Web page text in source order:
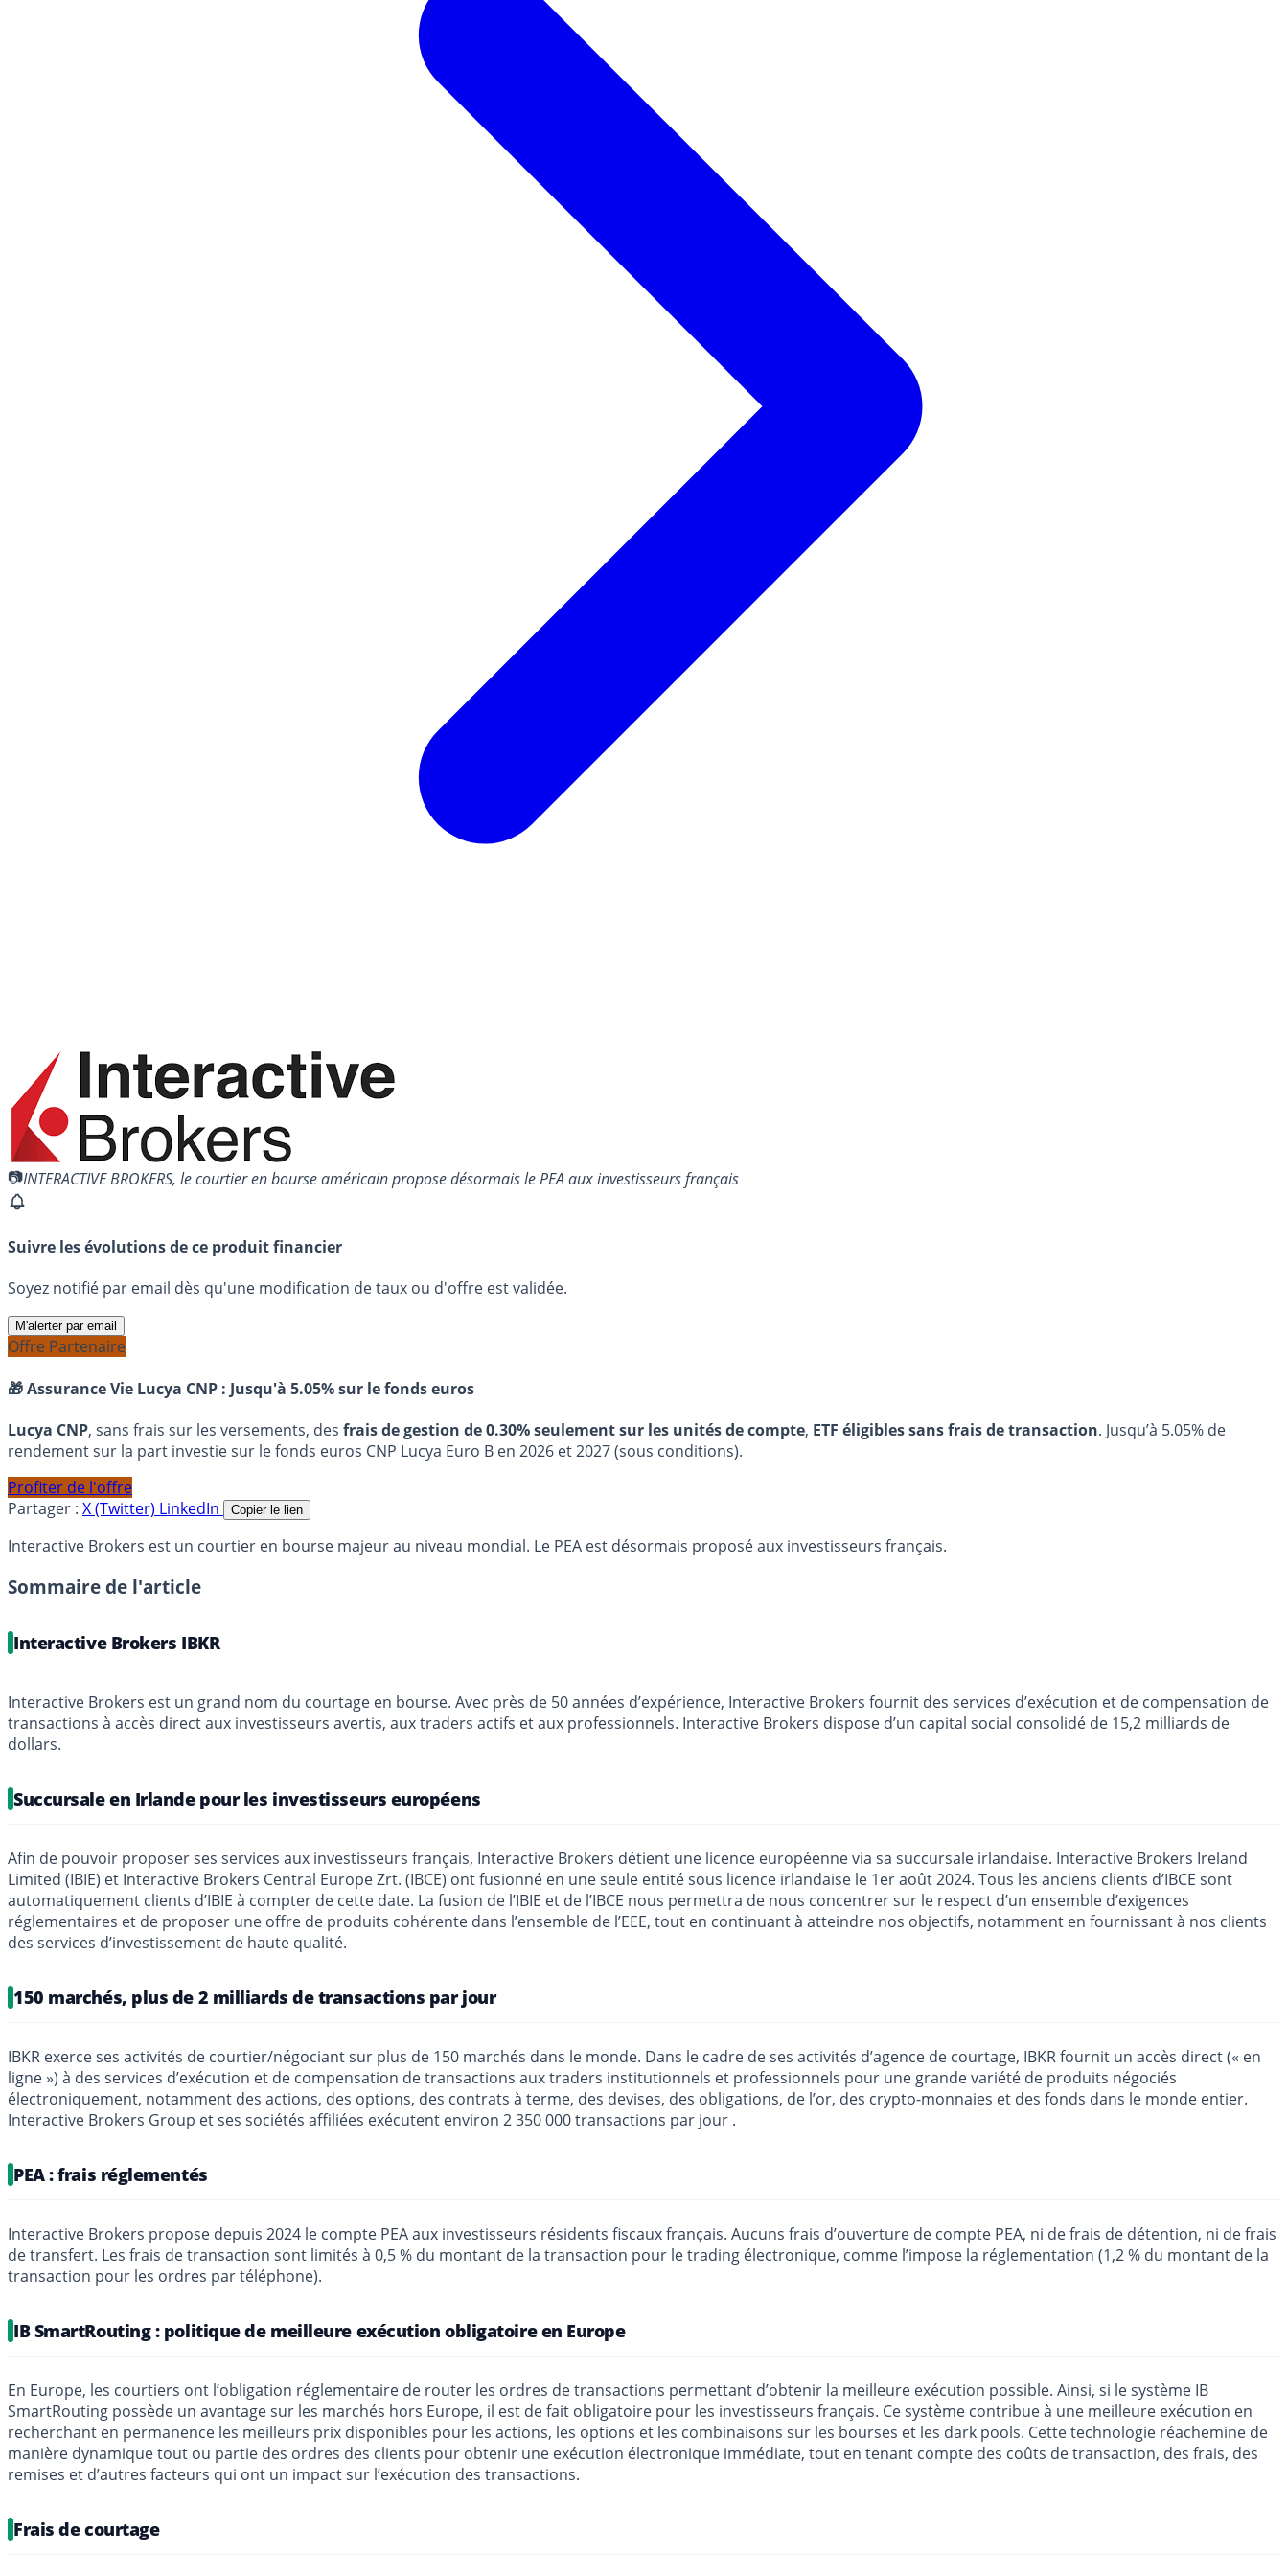
INTERACTIVE BROKERS, le courtier en bourse américain propose désormais le PEA aux investisseurs français
Suivre les évolutions de ce produit financier
Soyez notifié par email dès qu'une modification de taux ou d'offre est validée.
M'alerter par email
Offre Partenaire
🎁 Assurance Vie Lucya CNP : Jusqu'à 5.05% sur le fonds euros
Lucya CNP, sans frais sur les versements, des frais de gestion de 0.30% seulement sur les unités de compte, ETF éligibles sans frais de transaction. Jusqu’à 5.05% de
rendement sur la part investie sur le fonds euros CNP Lucya Euro B en 2026 et 2027 (sous conditions).
Profiter de l'offre
Partager : X (Twitter) LinkedIn Copier le lien
Interactive Brokers est un courtier en bourse majeur au niveau mondial. Le PEA est désormais proposé aux investisseurs français.
Sommaire de l'article
Interactive Brokers IBKR
Interactive Brokers est un grand nom du courtage en bourse. Avec près de 50 années d’expérience, Interactive Brokers fournit des services d’exécution et de compensation de
transactions à accès direct aux investisseurs avertis, aux traders actifs et aux professionnels. Interactive Brokers dispose d’un capital social consolidé de 15,2 milliards de
dollars.
Succursale en Irlande pour les investisseurs européens
Afin de pouvoir proposer ses services aux investisseurs français, Interactive Brokers détient une licence européenne via sa succursale irlandaise. Interactive Brokers Ireland
Limited (IBIE) et Interactive Brokers Central Europe Zrt. (IBCE) ont fusionné en une seule entité sous licence irlandaise le 1er août 2024. Tous les anciens clients d’IBCE sont
automatiquement clients d’IBIE à compter de cette date. La fusion de l’IBIE et de l’IBCE nous permettra de nous concentrer sur le respect d’un ensemble d’exigences
réglementaires et de proposer une offre de produits cohérente dans l’ensemble de l’EEE, tout en continuant à atteindre nos objectifs, notamment en fournissant à nos clients
des services d’investissement de haute qualité.
150 marchés, plus de 2 milliards de transactions par jour
IBKR exerce ses activités de courtier/négociant sur plus de 150 marchés dans le monde. Dans le cadre de ses activités d’agence de courtage, IBKR fournit un accès direct (« en
ligne ») à des services d’exécution et de compensation de transactions aux traders institutionnels et professionnels pour une grande variété de produits négociés
électroniquement, notamment des actions, des options, des contrats à terme, des devises, des obligations, de l’or, des crypto-monnaies et des fonds dans le monde entier.
Interactive Brokers Group et ses sociétés affiliées exécutent environ 2 350 000 transactions par jour .
PEA : frais réglementés
Interactive Brokers propose depuis 2024 le compte PEA aux investisseurs résidents fiscaux français. Aucuns frais d’ouverture de compte PEA, ni de frais de détention, ni de frais
de transfert. Les frais de transaction sont limités à 0,5 % du montant de la transaction pour le trading électronique, comme l’impose la réglementation (1,2 % du montant de la
transaction pour les ordres par téléphone).
IB SmartRouting : politique de meilleure exécution obligatoire en Europe
En Europe, les courtiers ont l’obligation réglementaire de router les ordres de transactions permettant d’obtenir la meilleure exécution possible. Ainsi, si le système IB
SmartRouting possède un avantage sur les marchés hors Europe, il est de fait obligatoire pour les investisseurs français. Ce système contribue à une meilleure exécution en
recherchant en permanence les meilleurs prix disponibles pour les actions, les options et les combinaisons sur les bourses et les dark pools. Cette technologie réachemine de
manière dynamique tout ou partie des ordres des clients pour obtenir une exécution électronique immédiate, tout en tenant compte des coûts de transaction, des frais, des
remises et d’autres facteurs qui ont un impact sur l’exécution des transactions.
Frais de courtage